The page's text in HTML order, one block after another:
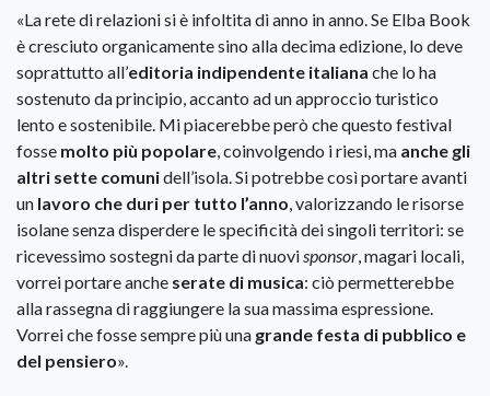
«La rete di relazioni si è infoltita di anno in anno. Se Elba Book
è cresciuto organicamente sino alla decima edizione, lo deve
soprattutto all’editoria indipendente italiana che lo ha
sostenuto da principio, accanto ad un approccio turistico
lento e sostenibile. Mi piacerebbe però che questo festival
fosse molto più popolare , coinvolgendo i riesi, ma anche gli
altri sette comunidell’isola. Si potrebbe così portare avanti
un lavoro che duri per tutto l’anno , valorizzando le risorse
isolane senza disperdere le specificità dei singoli territori: se
ricevessimo sostegni da parte di nuovi sponsor , magari locali,
vorrei portare anche serate di musica: ciò permetterebbe
alla rassegna di raggiungere la sua massima espressione.
Vorrei che fosse sempre più una grande festa di pubblico e
del pensiero».